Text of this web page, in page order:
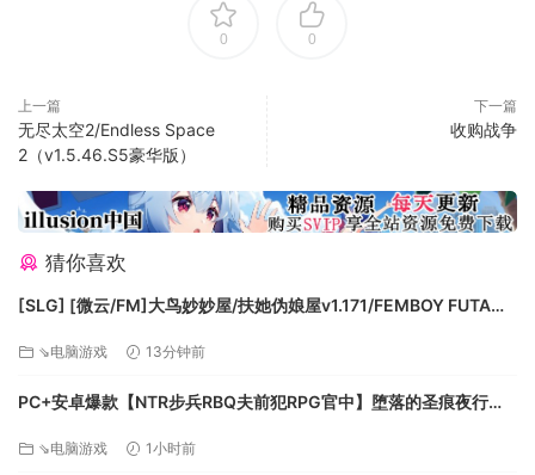
● 除此之外还有中立的事件卡，不时的对双方进行妨碍，当然
这也可能会误打误撞的救你一命。
● 这里有两百多张卡牌供您搭配，请务必组合出强大的套路来
击败你的对手。
行对局，并完成一场精心准备的奇特冒险，内含多种结局供您
◆ 在挑战模式中，您将面临一局接一局的挑战，通过不断变更
0 0
上一篇
无尽太空2/Endless Space
2（v1.5.46.S5豪华版）
下一篇
收购战争
猜你喜欢
[SLG] [微云/FM]大鸟妙妙屋/扶她伪娘屋v1.171/FEMBOY FUTA
⇘电脑游戏 13分钟前
PC+安卓爆款【NTR步兵RBQ夫前犯RPG官中】堕落的圣痕夜行传
【6.5G】百度/迅雷/UC/夸克
⇘电脑游戏 1小时前